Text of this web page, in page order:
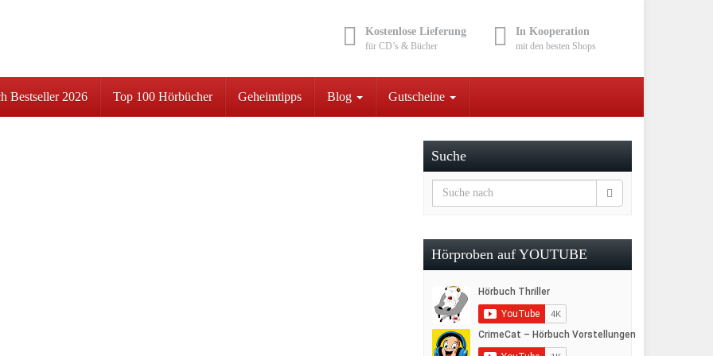
Kostenlose Lieferung
für CD’s & Bücher
In Kooperation
mit den besten Shops
Bestseller 2026 Top 100 Hörbücher Geheimtipps Blog Gutscheine
Suche
Hörproben auf YOUTUBE